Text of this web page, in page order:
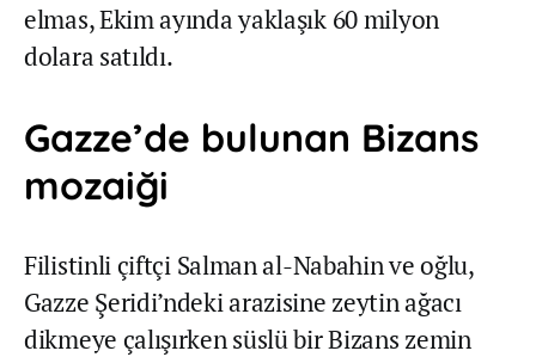
elmas, Ekim ayında yaklaşık 60 milyon
dolara satıldı.
Gazze’de bulunan Bizans
mozaiği
Filistinli çiftçi Salman al-Nabahin ve oğlu,
Gazze Şeridi’ndeki arazisine zeytin ağacı
dikmeye çalışırken süslü bir Bizans zemin